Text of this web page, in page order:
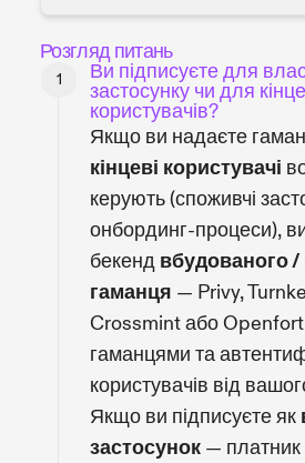
Розгляд питань
Ви підписуєте для
застосунку чи для
користувачів?
Якщо ви надаєте
кінцеві користувачі
керують (споживчі
онбординг-процеси),
бекенд вбудованого
гаманця — Privy,
Crossmint або
гаманцями та
користувачів від
Якщо ви підписуєте як
застосунок — платник